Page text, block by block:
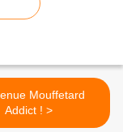
Mouffetard
Addict ! >